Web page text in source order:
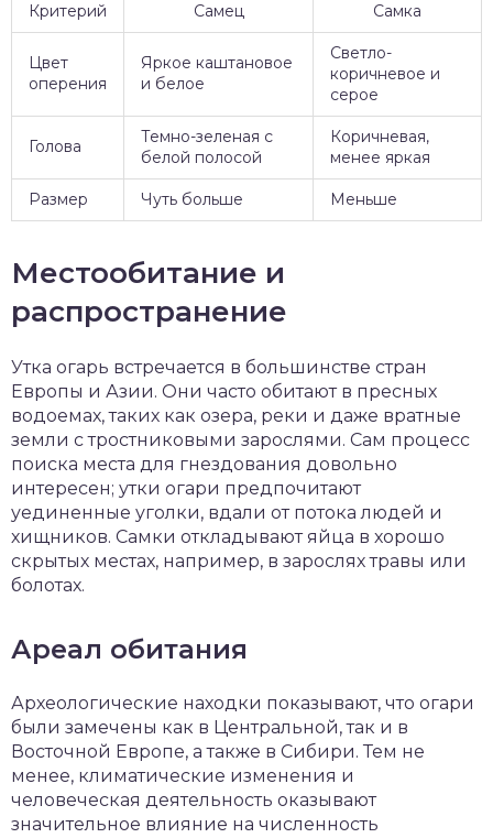
Критерий Самец Самка
Цвет
оперения
Яркое каштановое
и белое
Светло-
коричневое и
серое
Голова
Темно-зеленая с
белой полосой
Коричневая,
менее яркая
Размер Чуть больше Меньше
Местообитание и
распространение
Утка огарь встречается в большинстве стран
Европы и Азии. Они часто обитают в пресных
водоемах, таких как озера, реки и даже вратные
земли с тростниковыми зарослями. Сам процесс
поиска места для гнездования довольно
интересен; утки огари предпочитают
уединенные уголки, вдали от потока людей и
хищников. Самки откладывают яйца в хорошо
скрытых местах, например, в зарослях травы или
болотах.
Ареал обитания
Археологические находки показывают, что огари
были замечены как в Центральной, так и в
Восточной Европе, а также в Сибири. Тем не
менее, климатические изменения и
человеческая деятельность оказывают
значительное влияние на численность